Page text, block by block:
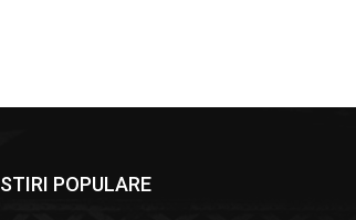
STIRI POPULARE